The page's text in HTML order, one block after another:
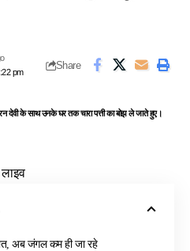
pm
Share
देवी के साथ उनके घर तक चारा पत्ती का बोझ ले जाते हुए।
अब जंगल कम ही जा रहे